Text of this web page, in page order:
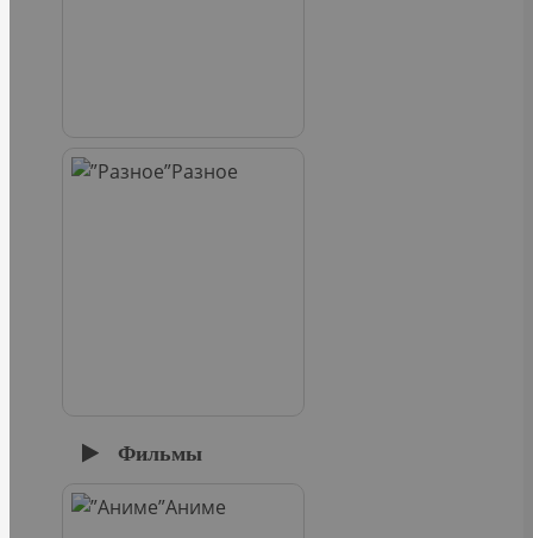
Разное
Фильмы
Аниме